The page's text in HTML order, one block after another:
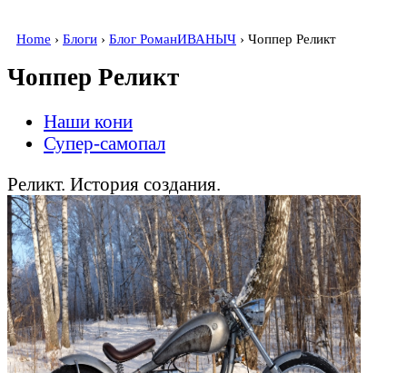
Home › Блоги › Блог РоманИВАНЫЧ › Чоппер Реликт
Чоппер Реликт
Наши кони
Супер-самопал
Реликт. История создания.